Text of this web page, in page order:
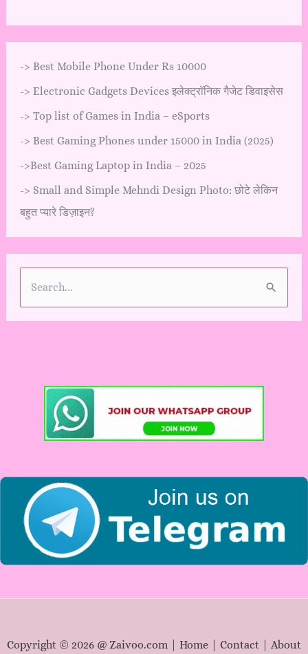
-> Best Mobile Phone Under Rs 10000
-> Electronic Gadgets Devices इलेक्ट्रॉनिक गैजेट डिवाइसेस
-> Top list of Games in India – eSports
-> Best Gaming Phones under 15000 in India (2025)
->Best Gaming Laptop in India – 2025
-> Small and Simple Mehndi Design Photo: छोटे लेकिन
बहुत प्यारे डिज़ाइन?
Copyright © 2026 @ Zaivoo.com | Home Contact About